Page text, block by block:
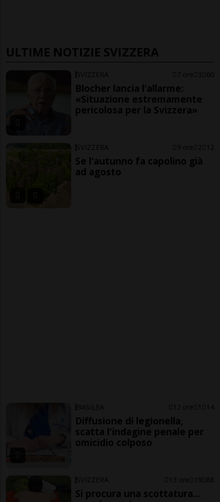
ULTIME NOTIZIE SVIZZERA
SVIZZERA 7 ore 3 60
Blocher lancia l'allarme:
«Situazione estremamente
pericolosa per la Svizzera»
SVIZZERA 9 ore 2 12
Se l'autunno fa capolino già
ad agosto
BASILEA 12 ore 1 14
Diffusione di legionella,
scatta l'indagine penale per
omicidio colposo
SVIZZERA 13 ore 19 88
Si procura una scottatura...